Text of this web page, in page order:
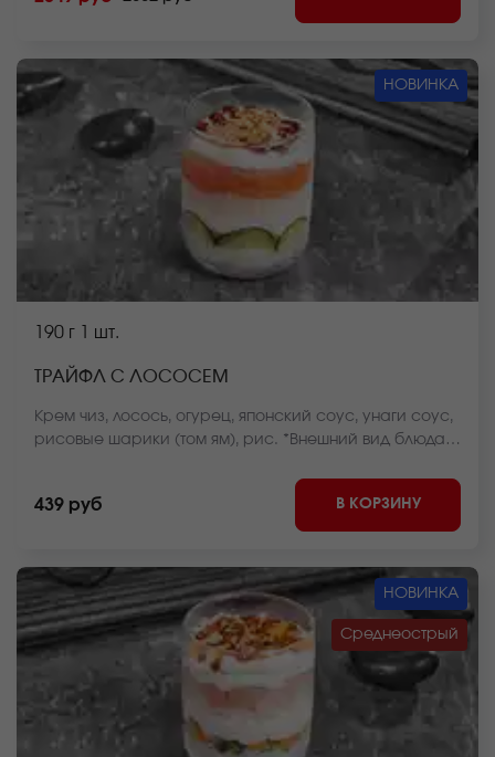
вид блюда может отличаться от фото на сайте.
НОВИНКА
190 г 1 шт.
ТРАЙФЛ С ЛОСОСЕМ
Крем чиз, лосось, огурец, японский соус, унаги соус,
рисовые шарики (том ям), рис. *Внешний вид блюда
439 руб В КОРЗИНУ
НОВИНКА
Среднеострый